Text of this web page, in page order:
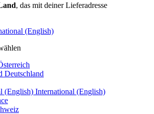
, das mit deiner Lieferadresse
(English)
Deutschland
International (English)